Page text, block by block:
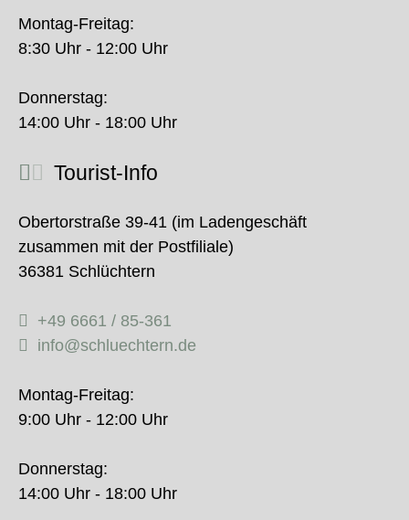
Montag-Freitag:
8:30 Uhr - 12:00 Uhr
Donnerstag:
14:00 Uhr - 18:00 Uhr
Tourist-Info
Obertorstraße 39-41 (im Ladengeschäft
zusammen mit der Postfiliale)
36381 Schlüchtern
+49 6661 / 85-361
info@schluechtern.de
Montag-Freitag:
9:00 Uhr - 12:00 Uhr
Donnerstag:
14:00 Uhr - 18:00 Uhr